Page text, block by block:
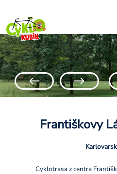
Františkovy
Cyklotrasa z centra